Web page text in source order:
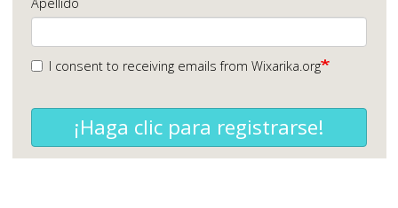
I consent to receiving emails from Wixarika.org
¡Haga clic para registrarse!